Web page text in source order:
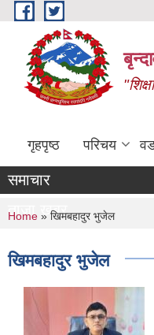
Skip to main content
गृहपृष्ठ परिचय
समाचार
ताजा खबर
You are here
Home » खिमबहादुर भुजेल
खिमबहादुर भुजेल